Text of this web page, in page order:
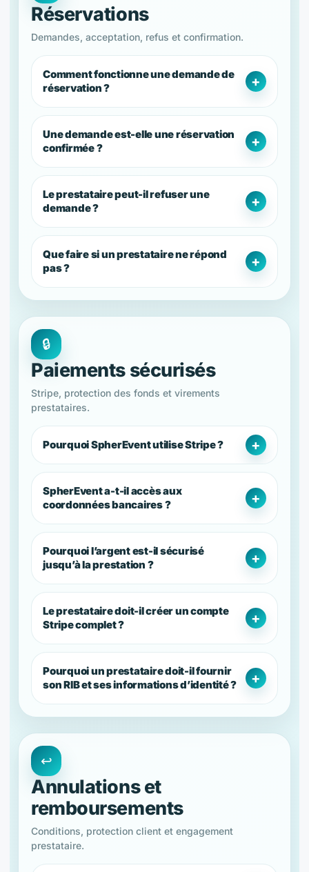
Réservations
Demandes, acceptation, refus et confirmation.
Comment fonctionne une demande de
réservation ?
Une demande est-elle une réservation
confirmée ?
Le prestataire peut-il refuser une
demande ?
Que faire si un prestataire ne répond
pas ?
🔒
Paiements sécurisés
Stripe, protection des fonds et virements
prestataires.
Pourquoi SpherEvent utilise Stripe ?
SpherEvent a-t-il accès aux
coordonnées bancaires ?
Pourquoi l’argent est-il sécurisé
jusqu’à la prestation ?
Le prestataire doit-il créer un compte
Stripe complet ?
Pourquoi un prestataire doit-il fournir
son RIB et ses informations d’identité ?
↩️
Annulations et
remboursements
Conditions, protection client et engagement
prestataire.